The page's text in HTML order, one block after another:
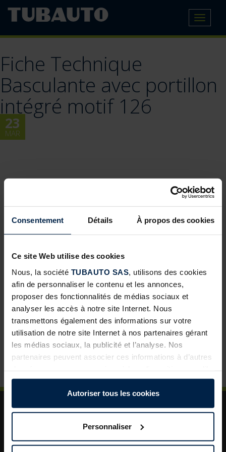
Consentement Détails À propos des cookies
Ce site Web utilise des cookies
Nous, la société TUBAUTO SAS , utilisons des cookies
afin de personnaliser le contenu et les annonces,
proposer des fonctionnalités de médias sociaux et
analyser les accès à notre site Internet. Nous
transmettons également des informations sur votre
utilisation de notre site Internet à nos partenaires gérant
les médias sociaux, la publicité et l’analyse. Nos
partenaires peuvent associer ces informations à d’autres
ont collectées dans le cadre de votre utilisation des
Légalement, nous pouvons stocker des cookies sur votre
fonctionnement de ce site. Pour tous les autres types de
cookies, nous avons besoin de votre autorisation. Vous
Autoriser tous les cookies
Personnaliser
Toggle
Fiche Technique
Basculante avec portillon
intégré motif 126
23
MAR
BLOG
développement pour les négoces
Abris de jardin avec toit lounge : une solution à forte
valeur ajoutée pour vos clients
Porte de garage sectionnelle : un incontournable pour
développer vos ventes
La porte de garage : un levier de valorisation pour vos
projets clients
Plus de sécurité dans le jardin : un aménagement